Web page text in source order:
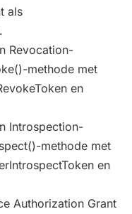
als
Revocation-
methode met
en
Introspection-
methode met
en
Authorization Grant